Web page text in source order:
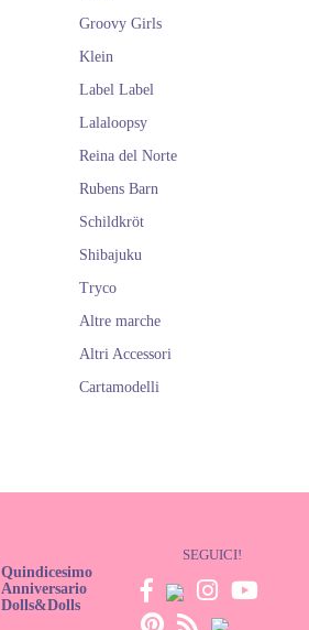
Groovy Girls
Klein
Label Label
Lalaloopsy
Reina del Norte
Rubens Barn
Schildkröt
Shibajuku
Tryco
Altre marche
Altri Accessori
Cartamodelli
Quindicesimo
Anniversario
Dolls&Dolls
SEGUICI!